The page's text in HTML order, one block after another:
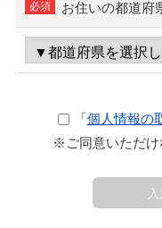
お住いの都道府
「個人情報の
※ご同意いただけ